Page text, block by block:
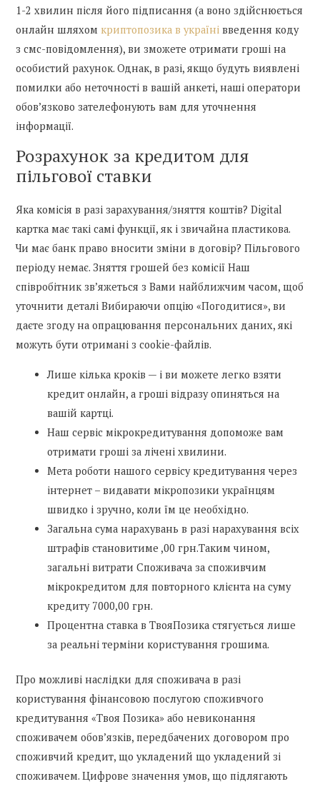
1-2 хвилин після його підписання (а воно здійснюється
онлайн шляхом криптопозика в україні введення коду
з смс-повідомлення), ви зможете отримати гроші на
особистий рахунок. Однак, в разі, якщо будуть виявлені
помилки або неточності в вашій анкеті, наші оператори
обов’язково зателефонують вам для уточнення
інформації.
Розрахунок за кредитом для
пільгової ставки
Яка комісія в разі зарахування/зняття коштів? Digital
картка має такі самі функції, як і звичайна пластикова.
Чи має банк право вносити зміни в договір? Пільгового
періоду немає. Зняття грошей без комісії Наш
співробітник зв’яжеться з Вами найближчим часом, щоб
уточнити деталі Вибираючи опцію «Погодитися», ви
даєте згоду на опрацювання персональних даних, які
можуть бути отримані з cookie-файлів.
Лише кілька кроків — і ви можете легко взяти
кредит онлайн, а гроші відразу опиняться на
вашій картці.
Наш сервіс мікрокредитування допоможе вам
отримати гроші за лічені хвилини.
Мета роботи нашого сервісу кредитування через
інтернет – видавати мікропозики українцям
швидко і зручно, коли їм це необхідно.
Загальна сума нарахувань в разі нарахування всіх
штрафів становитиме ,00 грн.Таким чином,
загальні витрати Споживача за споживчим
мікрокредитом для повторного клієнта на суму
кредиту 7000,00 грн.
Процентна ставка в ТвояПозика стягується лише
за реальні терміни користування грошима.
Про можливі наслідки для споживача в разі
користування фінансовою послугою споживчого
кредитування «Твоя Позика» або невиконання
споживачем обов’язків, передбачених договором про
споживчий кредит, що укладений що укладений зі
споживачем. Цифрове значення умов, що підлягають